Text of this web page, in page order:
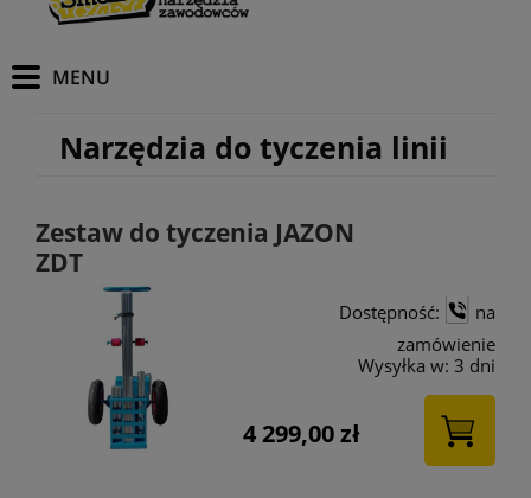
Narzędzia do tyczenia linii
Zestaw do tyczenia JAZON
ZDT
Dostępność:
na
zamówienie
Wysyłka w: 3 dni
4 299,00 zł